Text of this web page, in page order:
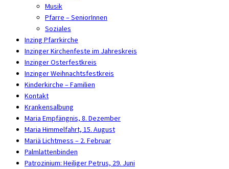
Musik
Pfarre – SeniorInnen
Soziales
Inzing Pfarrkirche
Inzinger Kirchenfeste im Jahreskreis
Inzinger Osterfestkreis
Inzinger Weihnachtsfestkreis
Kinderkirche – Familien
Kontakt
Krankensalbung
Maria Empfängnis, 8. Dezember
Maria Himmelfahrt, 15. August
Mariä Lichtmess – 2. Februar
Palmlattenbinden
Patrozinium: Heiliger Petrus, 29. Juni